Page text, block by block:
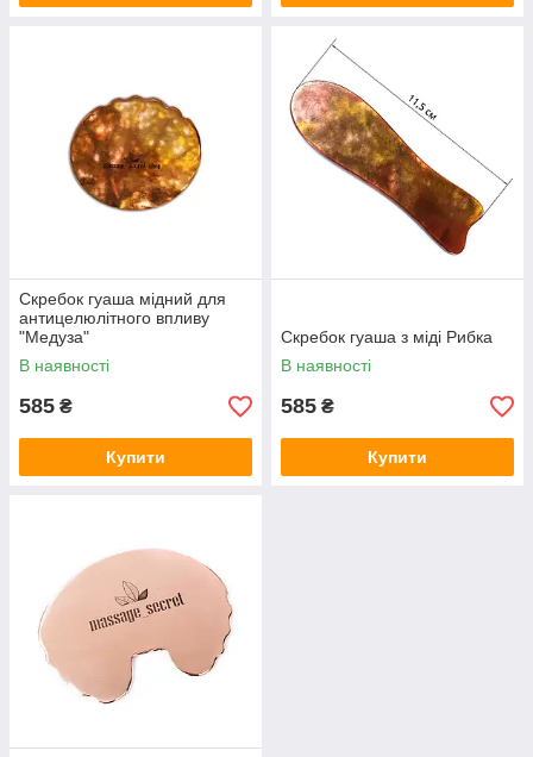
Скребок гуаша мідний для
антицелюлітного впливу
"Медуза"
В наявності
585 ₴
Купити
Скребок гуаша з міді Рибка
В наявності
585 ₴
Купити